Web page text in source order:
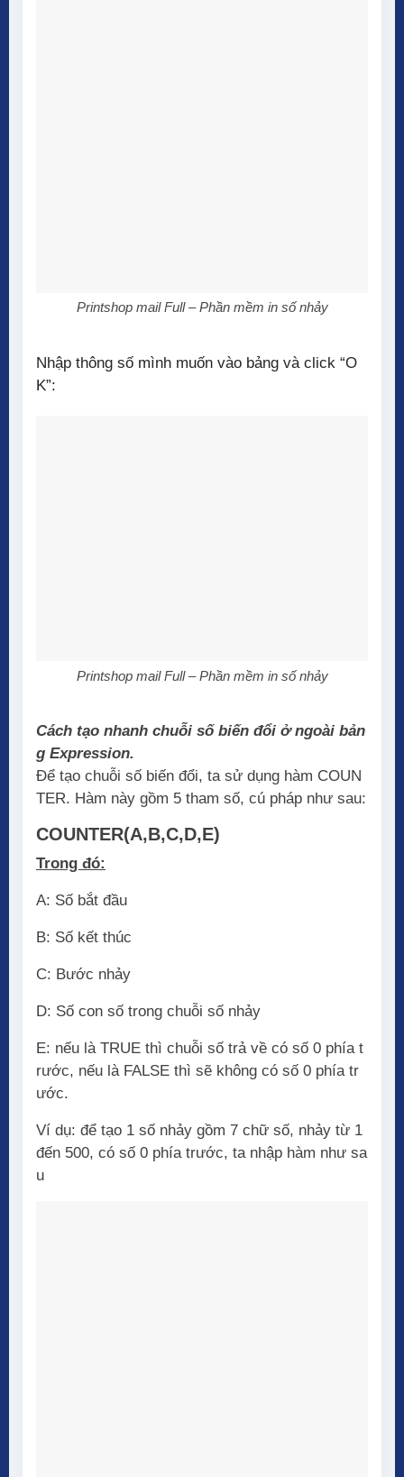
Printshop mail Full – Phần mềm in số nhảy
Nhập thông số mình muốn vào bảng và click “O
K”:
Printshop mail Full – Phần mềm in số nhảy
Cách tạo nhanh chuỗi số biến đổi ở ngoài bản
g Expression.
Để tạo chuỗi số biến đổi, ta sử dụng hàm COUN
TER. Hàm này gồm 5 tham số, cú pháp như sau:
COUNTER(A,B,C,D,E)
Trong đó:
A: Số bắt đầu
B: Số kết thúc
C: Bước nhảy
D: Số con số trong chuỗi số nhảy
E: nếu là TRUE thì chuỗi số trả về có số 0 phía t
rước, nếu là FALSE thì sẽ không có số 0 phía tr
ước.
Ví dụ: để tạo 1 số nhảy gồm 7 chữ số, nhảy từ 1
đến 500, có số 0 phía trước, ta nhập hàm như sa
u